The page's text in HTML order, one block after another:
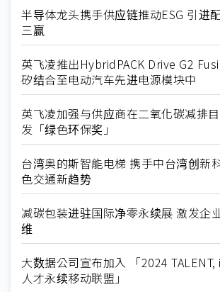
半导体龙头携手供应链推动ESG 引进
三赢
英飞凌推出HybridPACK Drive G2
矽结合至电动汽车先进电源模块中
英飞凌加强与供应商在二氧化碳减排
发「绿色环保奖」
台湾奥的斯智能电梯 携手中台湾创新
色交通新趋势
减碳包装进驻国际净零永续展 激发企
维
大数据公司宣布加入 「2024 TALENT,
人才永续移动联盟」